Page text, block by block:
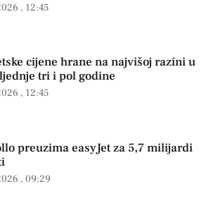
12:45
cijene hrane na najvišoj razini u
tri i pol godine
12:45
preuzima easyJet za 5,7 milijardi
09:29